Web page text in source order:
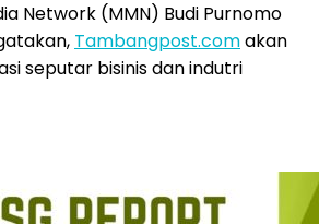
Network (MMN) Budi Purnomo
Tambangpost.comakan
seputar bisinis dan indutri